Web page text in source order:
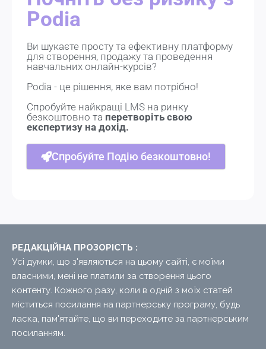
Podia
Ви шукаєте просту та ефективну платформу
для створення, продажу та проведення
навчальних онлайн-курсів?
Podia - це рішення, яке вам потрібно!
Спробуйте найкращі LMS на ринку
безкоштовно та перетворіть свою
експертизу на дохід.
Спробуйте Подію безкоштовно!
РЕДАКЦІЙНА ПРОЗОРІСТЬ :
Усі думки, що з'являються на цьому сайті, є моїми
власними, мені не платили за створення цього
контенту. Кожного разу, коли в одній з моїх статей
міститься посилання на партнерську програму, будь
ласка, пам'ятайте, що ви переходите за партнерським
посиланням.